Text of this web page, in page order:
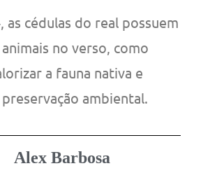
as cédulas do real possuem
no verso, como
a fauna nativa e
ambiental.
Alex Barbosa